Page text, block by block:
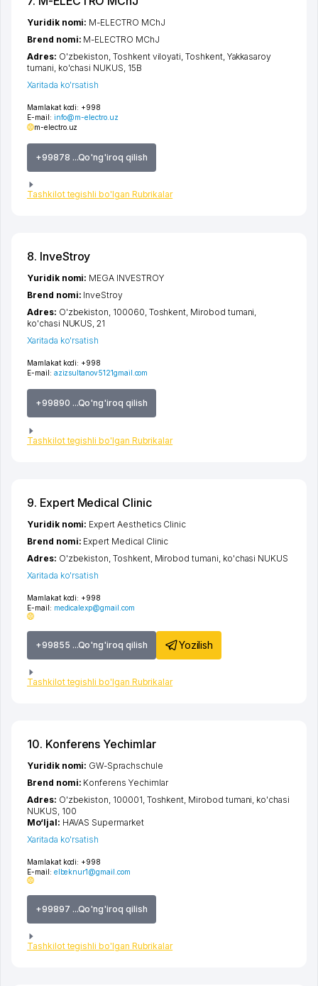
Mamlakat kodi: +998
E-mail: info@m-electro.uz
m-electro.uz
+99878 ...Qo'ng'iroq qilish
Tashkilot tegishli bo'lgan Rubrikalar
Yuridik nomi: M-ELECTRO MChJ
Brend nomi: M-ELECTRO MChJ
Adres: O'zbekiston,Toshkent viloyati,Toshkent, Yakkasaroy
tumani, ko'chasi NUKUS, 15B
Xaritada ko'rsatish
8. InveStroy
Mamlakat kodi: +998
E-mail: azizsultanov5121gmail.com
+99890 ...Qo'ng'iroq qilish
Tashkilot tegishli bo'lgan Rubrikalar
Yuridik nomi: MEGA INVESTROY
Brend nomi: InveStroy
Adres: O'zbekiston, 100060, Toshkent, Mirobod tumani,
ko'chasi NUKUS, 21
Xaritada ko'rsatish
9. Expert Medical Clinic
Mamlakat kodi: +998
E-mail: medicalexp@gmail.com
+99855 ...Qo'ng'iroq qilish Yozilish
Tashkilot tegishli bo'lgan Rubrikalar
Yuridik nomi: Expert Aesthetics Clinic
Brend nomi: Expert Medical Clinic
Adres: O'zbekiston,Toshkent, Mirobod tumani ko'chasi NUKUS
Xaritada ko'rsatish
10. Konferens Yechimlar
Mamlakat kodi: +998
E-mail: elbeknur1@gmail.com
+99897 ...Qo'ng'iroq qilish
Tashkilot tegishli bo'lgan Rubrikalar
Yuridik nomi: GW-Sprachschule
Brend nomi: Konferens Yechimlar
Adres: O'zbekiston, 100001, Toshkent Mirobod tumani ko'chasi
NUKUS , 100
Mo‘ljal: HAVAS Supermarket
Xaritada ko'rsatish